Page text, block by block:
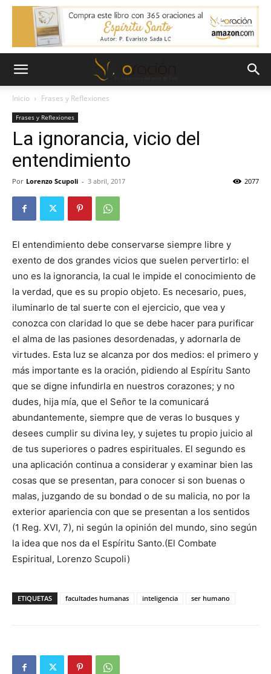
Inicio Frases y Reflexiones
Frases y Reflexiones
La ignorancia, vicio del
entendimiento
Por Lorenzo Scupoli - 3 abril, 2017 2077
El entendimiento debe conservarse siempre libre y
exento de dos grandes vicios que suelen pervertirlo: el
uno es la ignorancia, la cual le impide el conocimiento de
la verdad, que es su propio objeto. Es necesario, pues,
iluminarlo de tal suerte con el ejercicio, que vea y
conozca con claridad lo que se debe hacer para purificar
el alma de las pasiones desordenadas, y adornarla de
virtudes. Esta luz se alcanza por dos medios: el primero y
más importante es la oración, pidiendo al Espíritu Santo
que se digne infundirla en nuestros corazones; y no
dudes, hija mía, que el Señor te la comunicará
abundantemente, siempre que de veras lo busques y
desees cumplir su divina ley, y sujetes tu propio juicio al
de tus superiores o padres espirituales. El segundo es
una aplicación continua a considerar y examinar bien las
cosas que se presentan, para conocer si son buenas o
malas, juzgando de su bondad o de su malicia, no por la
exterior apariencia con que se presentan a los sentidos
(1 Reg. XVI, 7), ni según la opinión del mundo, sino según
la idea que nos da el Espíritu Santo.(El Combate
Espiritual, Lorenzo Scupoli)
ETIQUETAS facultades humanas inteligencia ser humano